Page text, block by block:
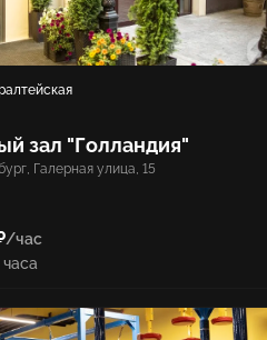
зал "Голландия"
Галерная улица, 15
/час